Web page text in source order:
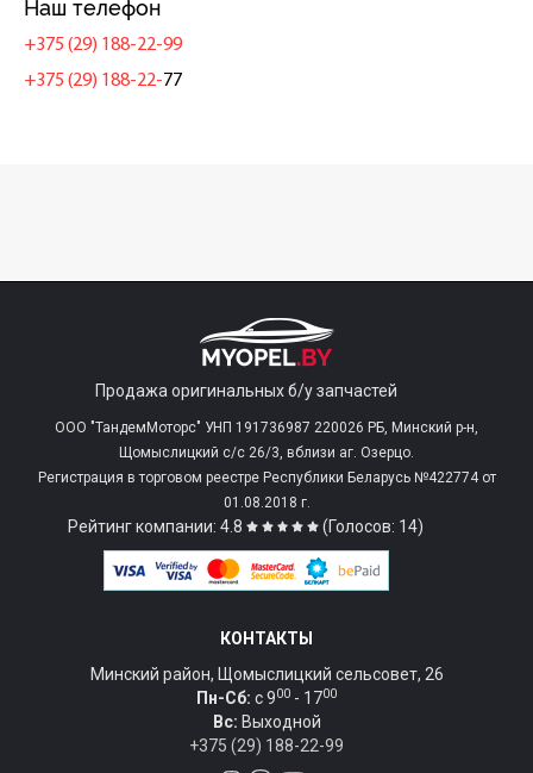
Наш телефон
+375 (29) 188-22-99
+375 (29) 188-22-77
Продажа оригинальных б/у запчастей
ООО "ТандемМоторс" УНП 191736987 220026 РБ, Минский р-н,
Щомыслицкий с/c 26/3, вблизи аг. Озерцо.
Регистрация в торговом реестре Республики Беларусь №422774 от
01.08.2018 г.
Рейтинг компании: 4.8 (Голосов: 14)
КОНТАКТЫ
Минский район, Щомыслицкий сельсовет, 26
Пн-Сб: c 900 - 1700
Вс: Выходной
+375 (29) 188-22-99